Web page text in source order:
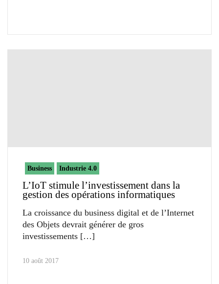
Business Industrie 4.0
L’IoT stimule l’investissement dans la
gestion des opérations informatiques
La croissance du business digital et de l’Internet
des Objets devrait générer de gros
investissements
10 août 2017